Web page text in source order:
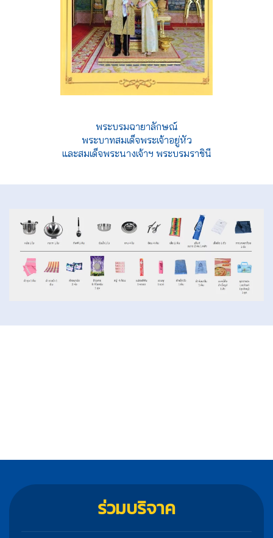
พระบรมฉายาลักษณ์
พระบาทสมเด็จพระเจ้าอยู่หัว
และสมเด็จพระนางเจ้าฯ พระบรมราชินี
ร่วมบริจาค